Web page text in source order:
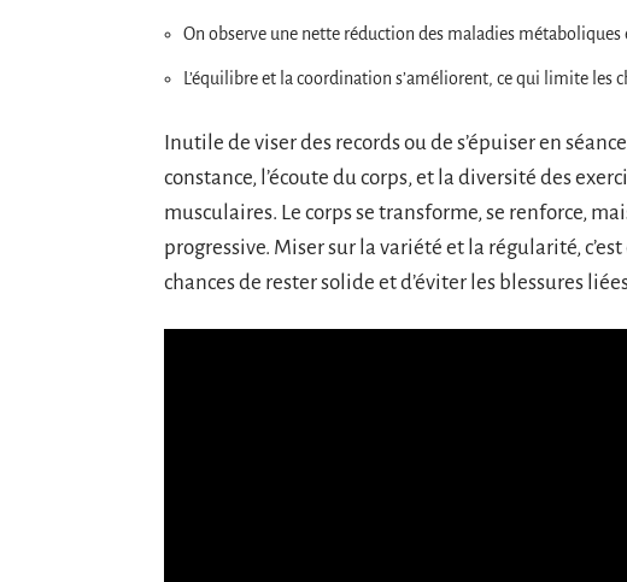
On observe une nette réduction des maladies métaboliques
L’équilibre et la coordination s’améliorent, ce qui limite les
Inutile de viser des records ou de s’épuiser en
constance, l’écoute du corps, et la diversité des
musculaires. Le corps se transforme, se renforce,
progressive. Miser sur la variété et la régularité,
chances de rester solide et d’éviter les blessures